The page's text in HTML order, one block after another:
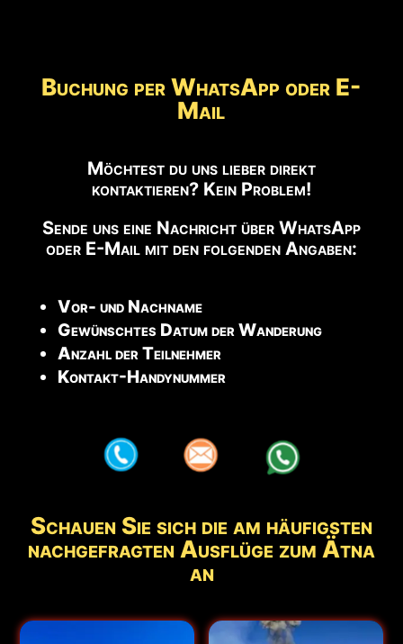
Buchung per WhatsApp oder E-
Mail
Möchtest du uns lieber direkt
kontaktieren? Kein Problem!
Sende uns eine Nachricht über WhatsApp
oder E-Mail mit den folgenden Angaben:
Vor- und Nachname
Gewünschtes Datum der Wanderung
Anzahl der Teilnehmer
Kontakt-Handynummer
aaa aaa aaa
Schauen Sie sich die am häufigsten
nachgefragten Ausflüge zum Ätna
an